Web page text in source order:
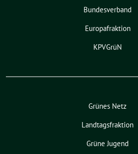
Bundesverband
Europafraktion
KPVGrüN
Grünes Netz
Landtagsfraktion
Grüne Jugend